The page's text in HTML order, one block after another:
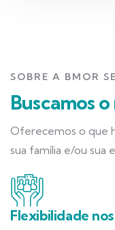
SOBRE A BMOR
Buscamos
Oferecemos o que
sua família e/ou sua
Flexibilidade